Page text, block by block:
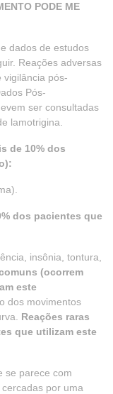
PODE ME
dados de estudos
Reações adversas
vigilância pós-
Pós-
ser consultadas
lamotrigina.
de 10% dos
dos pacientes que
insônia, tontura,
(ocorrem
este
dos movimentos
Reações raras
que utilizam este
se parece com
por uma